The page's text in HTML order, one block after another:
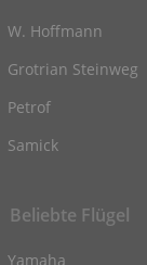
W. Hoffmann
Grotrian Steinweg
Petrof
Samick
Beliebte Flügel
Yamaha